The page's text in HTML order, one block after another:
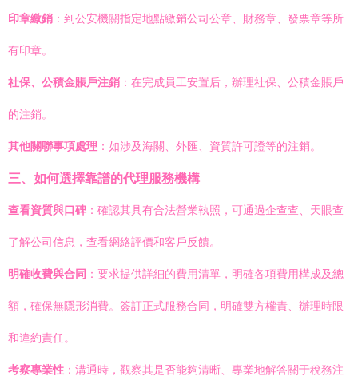
印章繳銷 ：到公安機關指定地點繳銷公司公章、財務章、發票章等所
有印章。
社保、公積金賬戶注銷 ：在完成員工安置后，辦理社保、公積金賬戶
的注銷。
其他關聯事項處理 ：如涉及海關、外匯、資質許可證等的注銷。
三、如何選擇靠譜的代理服務機構
查看資質與口碑 ：確認其具有合法營業執照，可通過企查查、天眼查
了解公司信息，查看網絡評價和客戶反饋。
明確收費與合同 ：要求提供詳細的費用清單，明確各項費用構成及總
額，確保無隱形消費。簽訂正式服務合同，明確雙方權責、辦理時限
和違約責任。
考察專業性 ：溝通時，觀察其是否能夠清晰、專業地解答關于稅務注